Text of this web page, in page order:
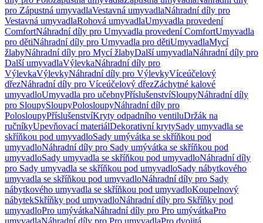
pro Zápustná umyvadlaVestavná umyvadlaNáhradní díly pro
Vestavná umyvadlaRohová umyvadlaUmyvadla provedení
ComfortNáhradní díly pro Umyvadla provedení ComfortUmyvadla
pro dětiNáhradní díly pro Umyvadla pro dětiUmyvadlaMycí
žlabyNáhradní díly pro Mycí žlabyDalší umyvadlaNáhradní díly pro
Další umyvadlaVýlevkaNáhradní díly pro
VýlevkaVýlevkyNáhradní díly pro VýlevkyVíceúčelový
dřezNáhradní díly pro Víceúčelový dřezZáchytné kalové
umyvadloUmyvadla pro učebnyPříslušenstvíSloupyNáhradní díly
pro SloupySloupyPolosloupyNáhradní díly pro
PolosloupyPříslušenstvíKryty odpadního ventiluDržák na
ručníkyUpevňovací materiálDekorativní krytySady umyvadla se
skříňkou pod umyvadloSady umývátka se skříňkou pod
umyvadloNáhradní díly pro Sady umývátka se skříňkou pod
umyvadloSady umyvadla se skříňkou pod umyvadloNáhradní díly
pro Sady umyvadla se skříňkou pod umyvadloSady nábytkového
umyvadla se skříňkou pod umyvadloNáhradní díly pro Sady
nábytkového umyvadla se skříňkou pod umyvadloKoupelnový
nábytekSkříňky pod umyvadloNáhradní díly pro Skříňky pod
umyvadloPro umývátkaNáhradní díly pro Pro umývátkaPro
umyvadlaNáhradní díly pro Pro umyvadlaPro dvojitá